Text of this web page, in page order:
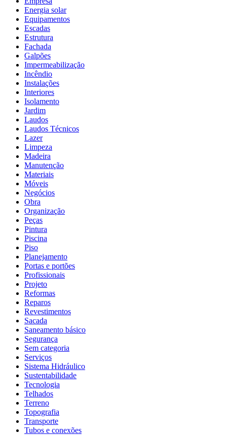
Energia solar
Equipamentos
Escadas
Estrutura
Fachada
Galpões
Impermeabilização
Incêndio
Instalações
Interiores
Isolamento
Jardim
Laudos
Laudos Técnicos
Lazer
Limpeza
Madeira
Manutenção
Materiais
Móveis
Negócios
Obra
Organização
Peças
Pintura
Piscina
Piso
Planejamento
Portas e portões
Profissionais
Projeto
Reformas
Reparos
Revestimentos
Sacada
Saneamento básico
Segurança
Sem categoria
Serviços
Sistema Hidráulico
Sustentabilidade
Tecnologia
Telhados
Terreno
Topografia
Transporte
Tubos e conexões